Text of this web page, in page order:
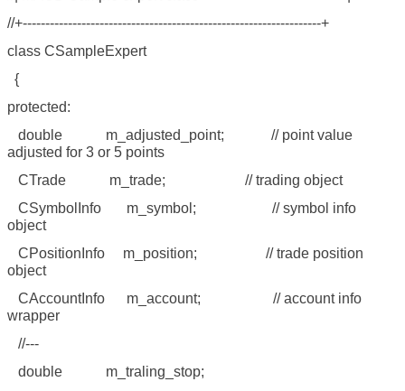
//+------------------------------------------------------------------+
class CSampleExpert
{
protected:
double m_adjusted_point; // point value
adjusted for 3 or 5 points
CTrade m_trade; // trading object
CSymbolInfo m_symbol; // symbol info
object
CPositionInfo m_position; // trade position
object
CAccountInfo m_account; // account info
wrapper
//---
double m_traling_stop;